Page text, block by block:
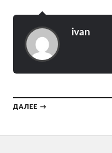
ivan
ДАЛЕЕ →